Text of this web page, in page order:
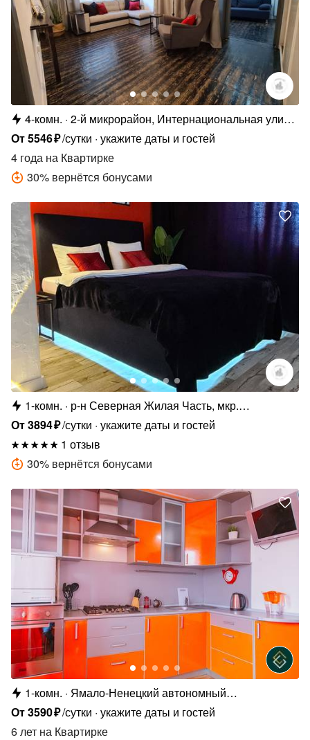
4-комн. 2-й микрорайон, Интернациональная улица,
2А
От5546₽/сутки укажите даты и гостей
4 года на Квартирке
30% вернётся бонусами
1-комн.
р-н Северная Жилая Часть, мкр.
Юбилейный, 2/4
От3894₽/сутки укажите даты и гостей
1 отзыв
30% вернётся бонусами
1-комн.
Ямало-Ненецкий автономный
округ,микрорайон Советский, 4/3
От3590₽/сутки укажите даты и гостей
6 лет на Квартирке